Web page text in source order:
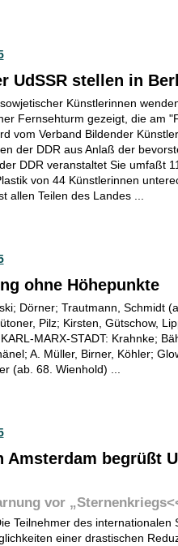
UdSSR stellen in
Künstlerinnen
Fernsehturm gezeigt, die am
vom Verband Bildender
der DDR aus Anlaß der
DDR veranstaltet Sie umfaßt
von 44 Künstlerinnen
allen Teilen des Landes ...
ohne Höhepunkte
Dörner; Trautmann, Schmidt
Pilz; Kirsten, Gütschow,
MARX-STADT: Krahnke;
A. Müller, Birner, Köhler;
(ab. 68. Wienhold) ...
Amsterdam begrüßt
vor
Teilnehmer des internationalen
einer drastischen